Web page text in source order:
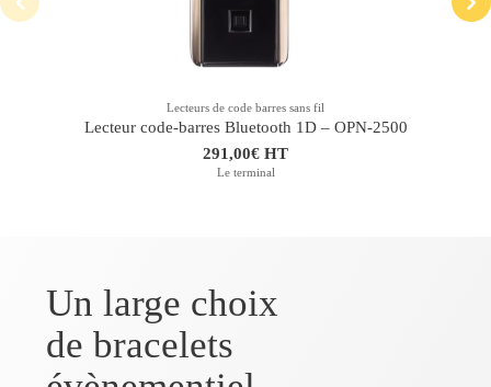
Lecteurs de code barres sans fil
Lecteur code-barres Bluetooth 1D – OPN-2500
291,00€ HT
Le terminal
Un large choix
de bracelets